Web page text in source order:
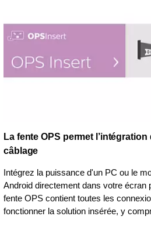
La fente OPS permet
câblage
Intégrez la puissance d'un PC ou le
Android directement dans votre écran
fente OPS contient toutes les
fonctionner la solution insérée, y